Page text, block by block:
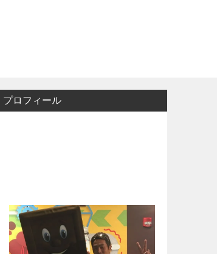
プロフィール